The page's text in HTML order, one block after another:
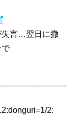
失言…翌日に撤
2: